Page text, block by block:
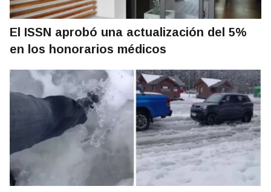
El ISSN aprobó una actualización del 5%
en los honorarios médicos